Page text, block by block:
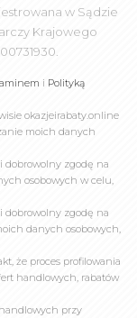
w Sądzie
Krajowego
i Polityką
okazjeirabaty.online
moich danych
dobrowolny zgodę na
osobowych w celu,
dobrowolny zgodę na
danych osobowych,
że proces profilowania
handlowych, rabatów
przy